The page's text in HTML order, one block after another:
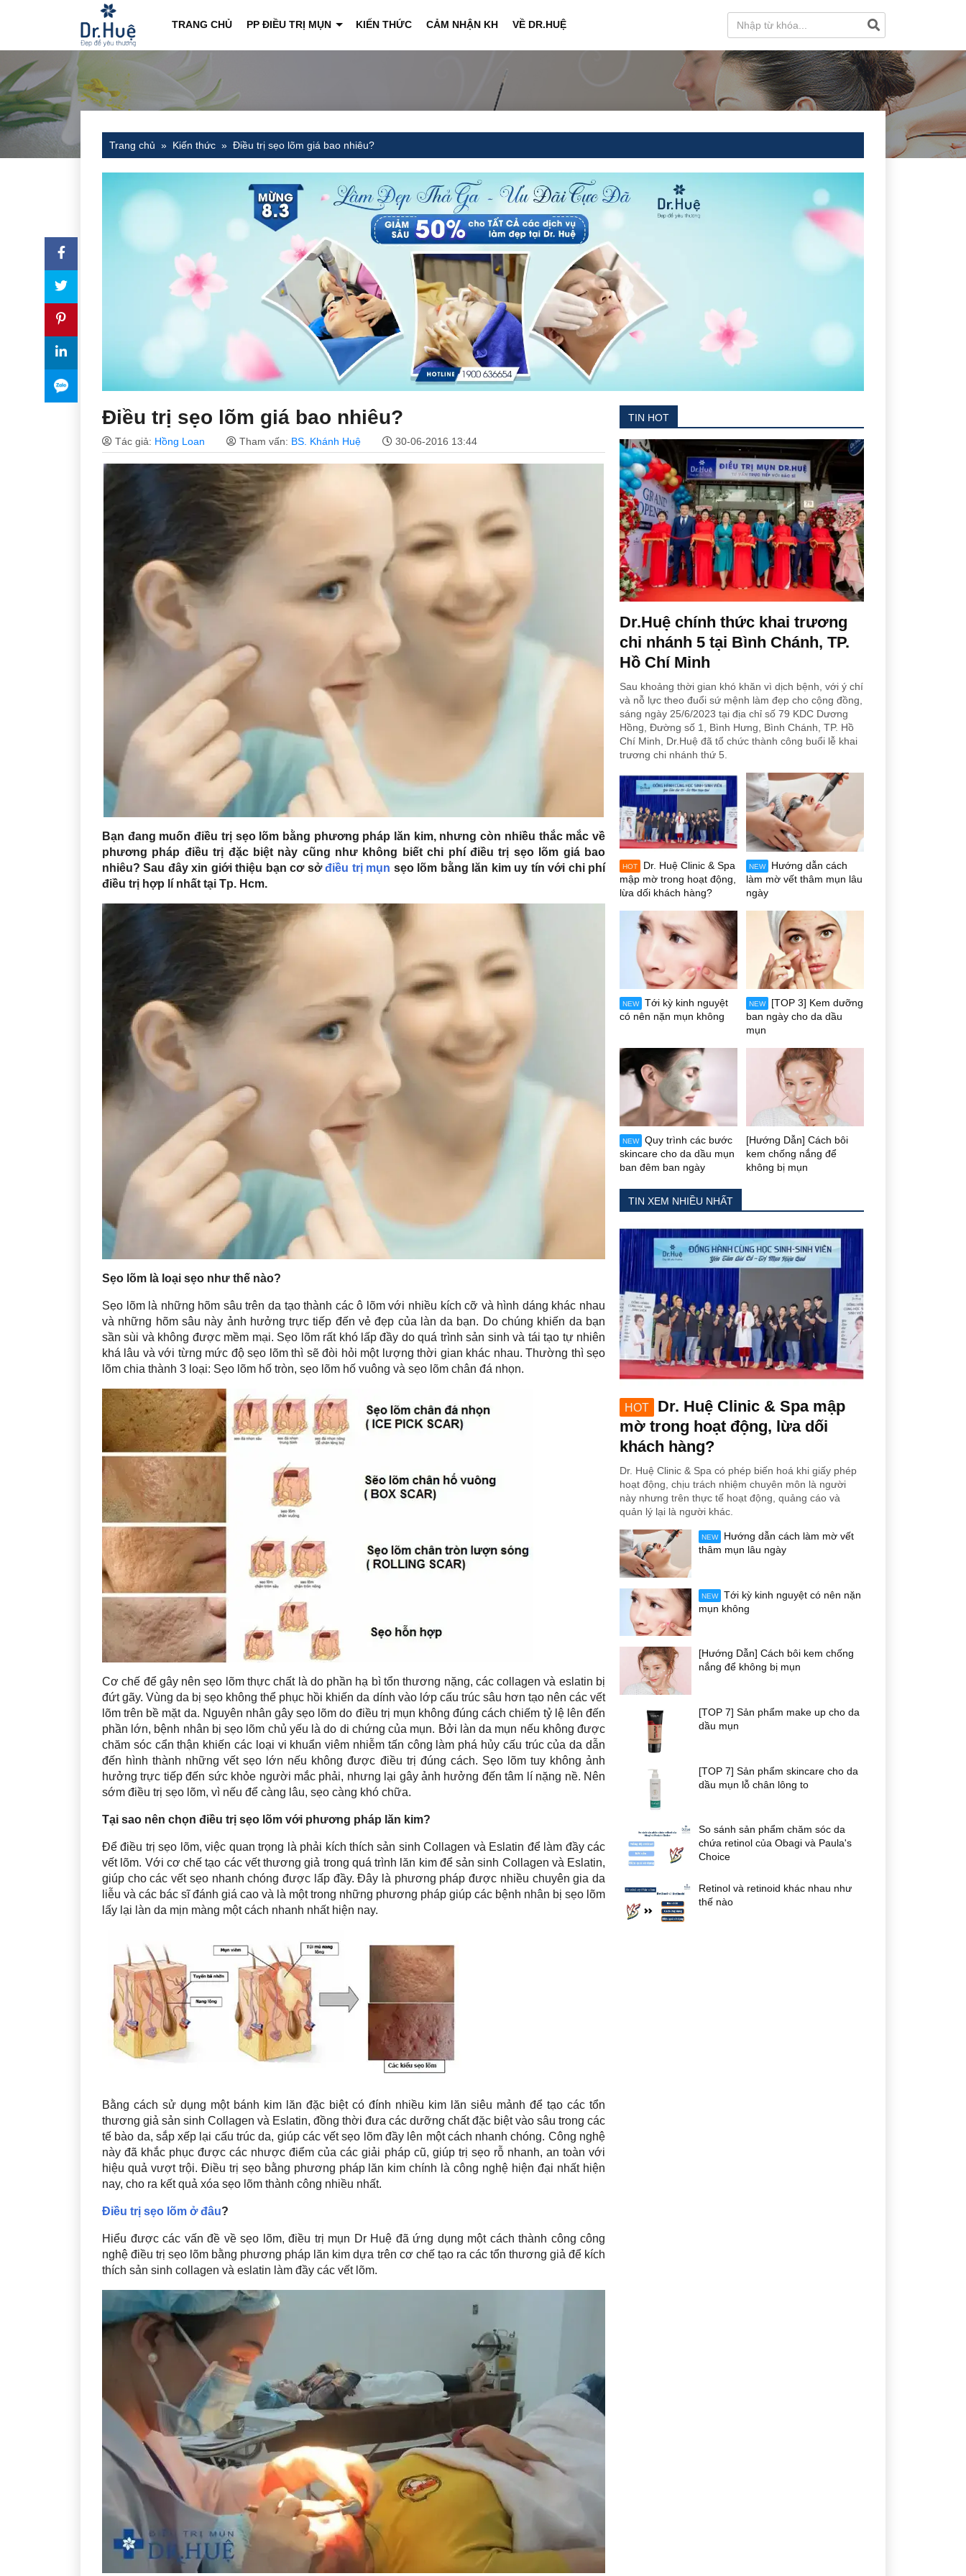
TRANG CHỦ PP ĐIỀU TRỊ MỤN KIẾN THỨC CẢM NHẬN KH VỀ DR.HUỆ
Trang chủ Kiến thức Điều trị sẹo lõm giá bao nhiêu?
Điều trị sẹo lõm giá bao nhiêu?
Tác giả: Hồng Loan Tham vấn: BS. Khánh Huệ 30-06-2016 13:44
Bạn đang muốn điều trị sẹo lõm bằng phương pháp lăn kim, nhưng còn nhiều thắc mắc về
phương pháp điều trị đặc biệt này cũng như không biết chi phí điều trị sẹo lõm giá bao
nhiêu? Sau đây xin giới thiệu bạn cơ sởđiều trị mụn sẹo lõm bằng lăn kim uy tín với chi phí
điều trị hợp lí nhất tại Tp. Hcm.
Sẹo lõm là loại sẹo như thế nào?
Sẹo lõm là những hõm sâu trên da tạo thành các ô lõm với nhiều kích cỡ và hình dáng khác nhau
và những hõm sâu này ảnh hưởng trực tiếp đến vẻ đẹp của làn da bạn. Do chúng khiến da bạn
sần sùi và không được mềm mại. Sẹo lõm rất khó lấp đầy do quá trình sản sinh và tái tạo tự nhiên
khá lâu và với từng mức độ sẹo lõm thì sẽ đòi hỏi một lượng thời gian khác nhau. Thường thì sẹo
lõm chia thành 3 loại: Sẹo lõm hố tròn, sẹo lõm hố vuông và sẹo lõm chân đá nhọn.
Cơ chế để gây nên sẹo lõm thực chất là do phần hạ bì tổn thương nặng, các collagen và eslatin bị
đứt gãy. Vùng da bị sẹo không thể phục hồi khiến da dính vào lớp cấu trúc sâu hơn tạo nên các vết
lõm trên bề mặt da. Nguyên nhân gây sẹo lõm do điều trị mụn không đúng cách chiếm tỷ lệ lên đến
phần lớn, bệnh nhân bị sẹo lõm chủ yếu là do di chứng của mụn. Bởi làn da mụn nếu không được
chăm sóc cẩn thận khiến các loại vi khuẩn viêm nhiễm tấn công làm phá hủy cấu trúc của da dẫn
đến hình thành những vết sẹo lớn nếu không được điều trị đúng cách. Sẹo lõm tuy không ảnh
hưởng trực tiếp đến sức khỏe người mắc phải, nhưng lại gây ảnh hưởng đến tâm lí nặng nề. Nên
sớm điều trị sẹo lõm, vì nếu để càng lâu, sẹo càng khó chữa.
Tại sao nên chọn điều trị sẹo lõm với phương pháp lăn kim?
Để điều trị sẹo lõm, việc quan trọng là phải kích thích sản sinh Collagen và Eslatin để làm đầy các
vết lõm. Với cơ chế tạo các vết thương giả trong quá trình lăn kim để sản sinh Collagen và Eslatin,
giúp cho các vết sẹo nhanh chóng được lấp đầy. Đây là phương pháp được nhiều chuyên gia da
liễu và các bác sĩ đánh giá cao và là một trong những phương pháp giúp các bệnh nhân bị sẹo lõm
lấy lại làn da mịn màng một cách nhanh nhất hiện nay.
Bằng cách sử dụng một bánh kim lăn đặc biệt có đính nhiều kim lăn siêu mảnh để tạo các tổn
thương giả sản sinh Collagen và Eslatin, đồng thời đưa các dưỡng chất đặc biệt vào sâu trong các
tế bào da, sắp xếp lại cấu trúc da, giúp các vết sẹo lõm đầy lên một cách nhanh chóng. Công nghệ
này đã khắc phục được các nhược điểm của các giải pháp cũ, giúp trị sẹo rỗ nhanh, an toàn với
hiệu quả vượt trội. Điều trị sẹo bằng phương pháp lăn kim chính là công nghệ hiện đại nhất hiện
nay, cho ra kết quả xóa sẹo lõm thành công nhiều nhất.
Điều trị sẹo lõm ở đâu?
Hiểu được các vấn đề về sẹo lõm, điều trị mụn Dr Huệ đã ứng dụng một cách thành công công
nghệ điều trị sẹo lõm bằng phương pháp lăn kim dựa trên cơ chế tạo ra các tổn thương giả để kích
thích sản sinh collagen và eslatin làm đầy các vết lõm.
TIN HOT
Dr.Huệ chính thức khai trương
chi nhánh 5 tại Bình Chánh, TP.
Hồ Chí Minh
Sau khoảng thời gian khó khăn vì dịch bệnh, với ý chí
và nỗ lực theo đuổi sứ mệnh làm đẹp cho cộng đồng,
sáng ngày 25/6/2023 tại địa chỉ số 79 KDC Dương
Hồng, Đường số 1, Bình Hưng, Bình Chánh, TP. Hồ
Chí Minh, Dr.Huệ đã tổ chức thành công buổi lễ khai
trương chi nhánh thứ 5.
HOT
Dr. Huệ Clinic & Spa
mập mờ trong hoạt động,
lừa dối khách hàng?
NEW
Hướng dẫn cách
làm mờ vết thâm mụn lâu
ngày
NEW
Tới kỳ kinh nguyệt
có nên nặn mụn không
NEW
[TOP 3] Kem dưỡng
ban ngày cho da dầu
mụn
NEW
Quy trình các bước
skincare cho da dầu mụn
ban đêm ban ngày
[Hướng Dẫn] Cách bôi
kem chống nắng để
không bị mụn
TIN XEM NHIỀU NHẤT
HOT
Dr. Huệ Clinic & Spa mập
mờ trong hoạt động, lừa dối
khách hàng?
Dr. Huệ Clinic & Spa có phép biến hoá khi giấy phép
hoạt động, chịu trách nhiệm chuyên môn là người
này nhưng trên thực tế hoạt động, quảng cáo và
quản lý lại là người khác.
NEW
Hướng dẫn cách làm mờ vết
thâm mụn lâu ngày
NEW
Tới kỳ kinh nguyệt có nên nặn
mụn không
[Hướng Dẫn] Cách bôi kem chống
nắng để không bị mụn
[TOP 7] Sản phẩm make up cho da
dầu mụn
[TOP 7] Sản phẩm skincare cho da
dầu mụn lỗ chân lông to
So sánh sản phẩm chăm sóc da
chứa retinol của Obagi và Paula's
Choice
Retinol và retinoid khác nhau như
thế nào